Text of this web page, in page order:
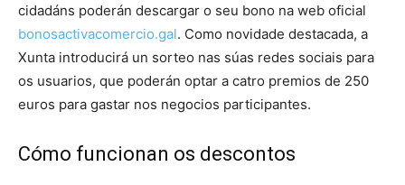
cidadáns poderán descargar o seu bono na web oficial
bonosactivacomercio.gal. Como novidade destacada, a
Xunta introducirá un sorteo nas súas redes sociais para
os usuarios, que poderán optar a catro premios de 250
euros para gastar nos negocios participantes.
Cómo funcionan os descontos